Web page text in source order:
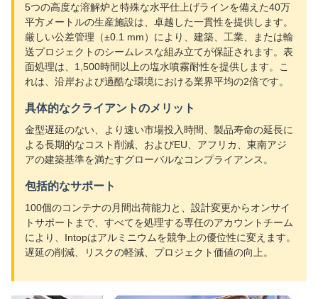
5つの高度な溶解炉と特殊な水平仕上げラインを備えた40万
平方メートルの生産施設は、卓越した一貫性を提供します。
厳しい公差管理（±0.1 mm）により、建築、工業、または輸
送プロジェクトのシームレスな組み立てが保証されます。表
面処理は、1,500時間以上の塩水噴霧耐性を提供します。こ
れは、沿岸および過酷な環境における業界平均の2倍です。
具体的なクライアントのメリット
金型遅延のない、より速い市場投入時間、製品寿命の延長に
よる長期的なコスト削減、およびEU、アフリカ、東南アジ
アの建築基準を満たすグローバルなコンプライアンス。
包括的なサポート
100個のコンテナの月間出荷能力と、設計変更からオンサイ
トサポートまで、すべてを処理する専任のアカウントチーム
により、Intopはアルミニウムを競争上の優位性に変えます。
遅延の削減、リスクの軽減、プロジェクト価値の向上。